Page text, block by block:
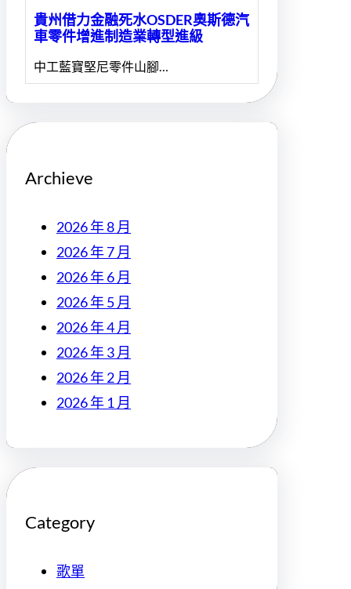
貴州借力金融死水OSDER奧斯德汽
車零件增進制造業轉型進級
中工藍寶堅尼零件山腳…
Archieve
2026 年 8 月
2026 年 7 月
2026 年 6 月
2026 年 5 月
2026 年 4 月
2026 年 3 月
2026 年 2 月
2026 年 1 月
Category
歌單